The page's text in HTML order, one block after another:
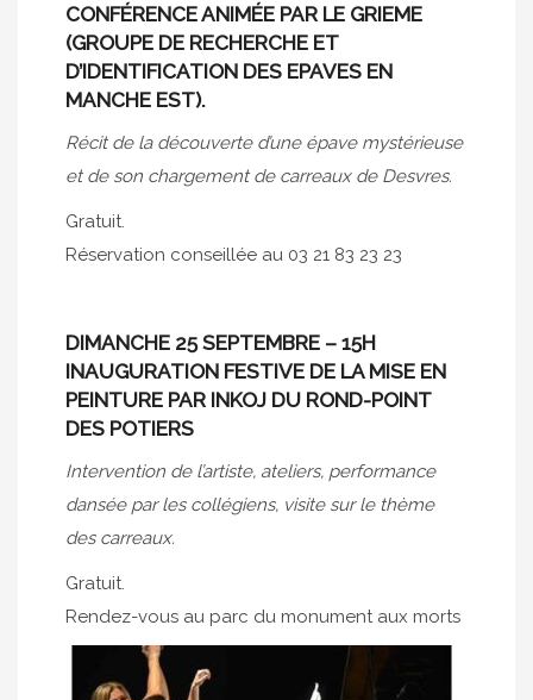
CONFÉRENCE ANIMÉE PAR LE GRIEME
(GROUPE DE RECHERCHE ET
D’IDENTIFICATION DES EPAVES EN
MANCHE EST).
Récit de la découverte d’une épave mystérieuse
et de son chargement de carreaux de Desvres.
Gratuit.
Réservation conseillée au 03 21 83 23 23
DIMANCHE 25 SEPTEMBRE – 15H
INAUGURATION FESTIVE DE LA MISE EN
PEINTURE PAR INKOJ DU ROND-POINT
DES POTIERS
Intervention de l’artiste, ateliers, performance
dansée par les collégiens, visite sur le thème
des carreaux.
Gratuit.
Rendez-vous au parc du monument aux morts